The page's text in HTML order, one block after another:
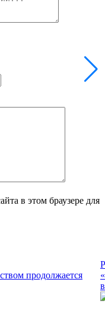
в этом браузере для
продолжается